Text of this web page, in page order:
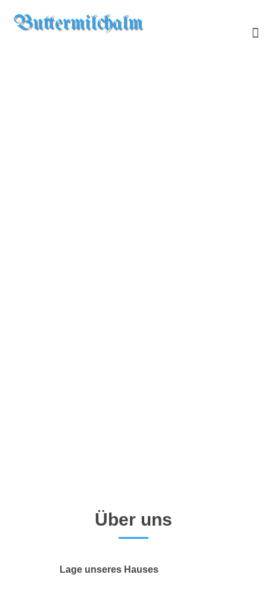
Buttermilchalm
Über uns
Lage unseres Hauses